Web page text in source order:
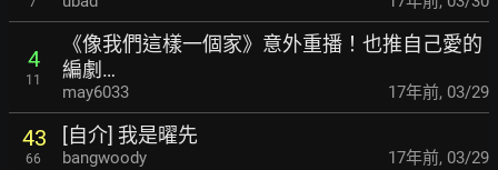
4
11
《像我們這樣一個家》意外重播！也推自己愛的
編劇…
may6033 17年前, 03/29
43
66
[自介] 我是曜先
bangwoody 17年前, 03/29